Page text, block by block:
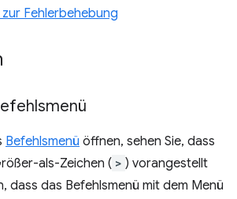
Fehlerbehebung
Befehlsmenü öffnen, sehen Sie, dass
als-Zeichen ( > ) vorangestellt
dass das Befehlsmenü mit dem Menü